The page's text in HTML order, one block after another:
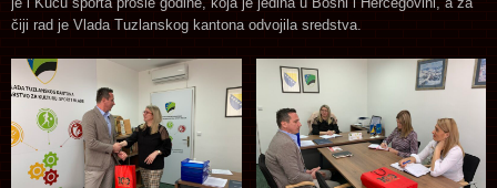
čiji rad je Vlada Tuzlanskog kantona odvojila sredstva.